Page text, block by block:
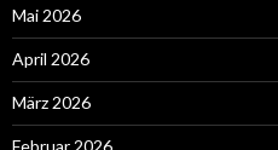
Mai 2026
April 2026
März 2026
Februar 2026